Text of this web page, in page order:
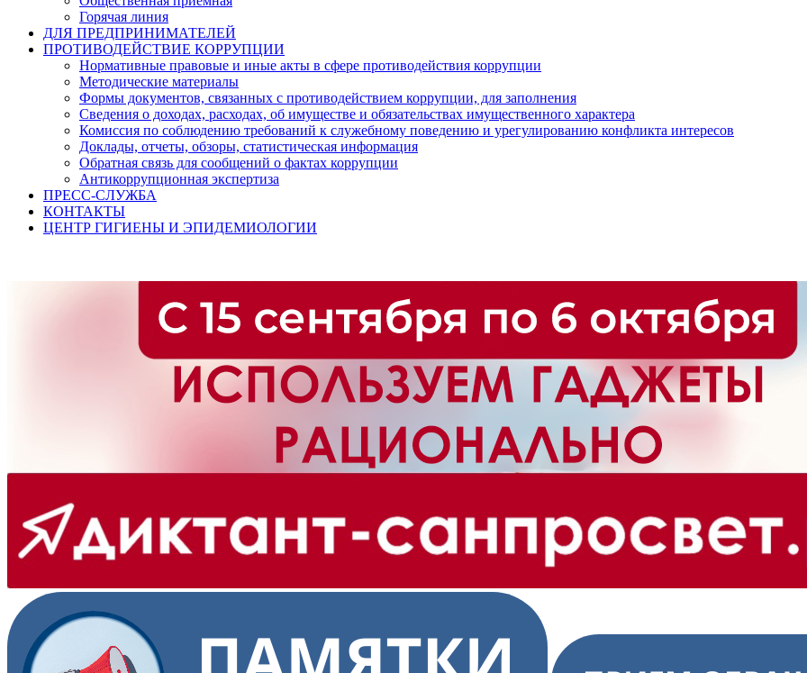
Горячая линия
ДЛЯ ПРЕДПРИНИМАТЕЛЕЙ
ПРОТИВОДЕЙСТВИЕ КОРРУПЦИИ
Нормативные правовые и иные акты в сфере противодействия коррупции
Методические материалы
Формы документов, связанных с противодействием коррупции, для заполнения
Сведения о доходах, расходах, об имуществе и обязательствах имущественного характера
Комиссия по соблюдению требований к служебному поведению и урегулированию конфликта интересов
Доклады, отчеты, обзоры, статистическая информация
Обратная связь для сообщений о фактах коррупции
Антикоррупционная экспертиза
ПРЕСС-СЛУЖБА
КОНТАКТЫ
ЦЕНТР ГИГИЕНЫ И ЭПИДЕМИОЛОГИИ